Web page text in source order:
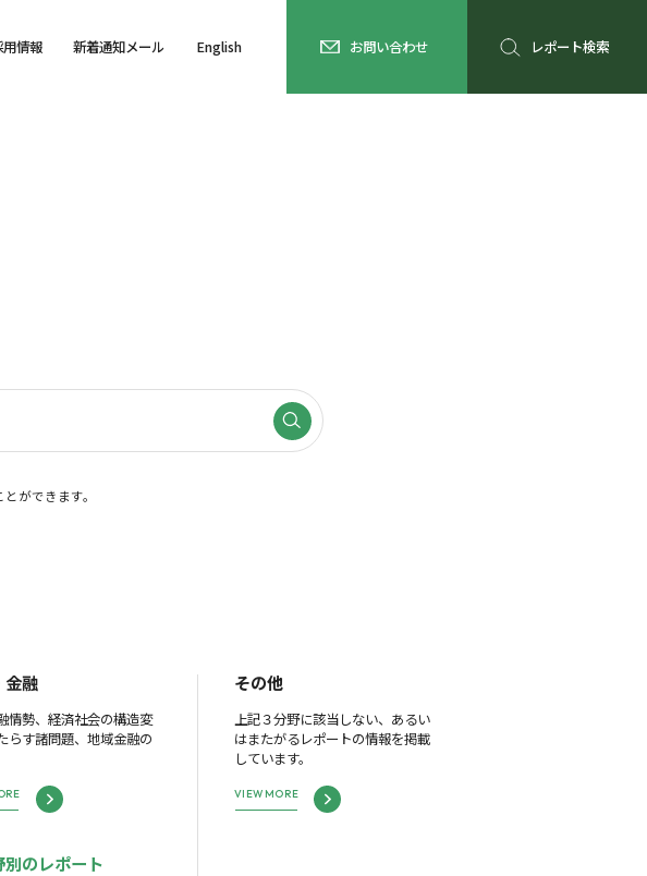
情報 新着通知メール English お問い合わせ レポート検索
ができます。
金融
情勢、経済社会の構造変
らす諸問題、地域金融の
別のレポート
その他
上記３分野に該当しない、あるい
はまたがるレポートの情報を掲載
しています。
VIEW MORE